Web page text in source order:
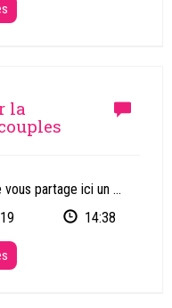
la
partage ici un ...
14:38